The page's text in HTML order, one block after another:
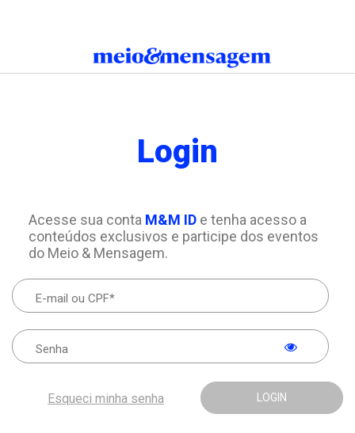
Login
Acesse sua conta M&M IDe tenha acesso a
conteúdos exclusivos e participe dos eventos
do Meio & Mensagem.
LOGIN
Esqueci minha senha